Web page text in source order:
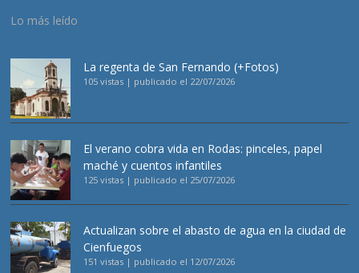
Lo más leído
La regenta de San Fernando (+Fotos)
105 vistas | publicado el 22/07/2026
El verano cobra vida en Rodas: pinceles, papel
maché y cuentos infantiles
125 vistas | publicado el 25/07/2026
Actualizan sobre el abasto de agua en la ciudad de
Cienfuegos
151 vistas | publicado el 12/07/2026